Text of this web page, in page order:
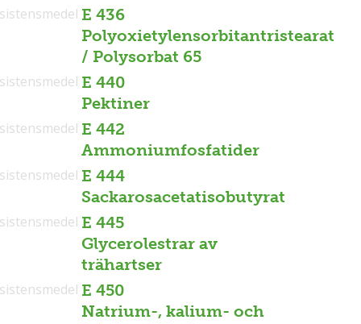
E 436
Polyoxietylensorbitantristearat
/ Polysorbat 65
E 440
Pektiner
E 442
Ammoniumfosfatider
E 444
Sackarosacetatisobutyrat
E 445
Glycerolestrar av
trähartser
E 450
Natrium-, kalium- och